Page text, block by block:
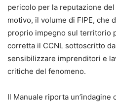
pericolo per la reputazione
motivo, il volume di FIPE, che
proprio impegno sul territorio
corretta il CCNL sottoscritto
sensibilizzare imprenditori e
critiche del fenomeno.
Il Manuale riporta un’indagine